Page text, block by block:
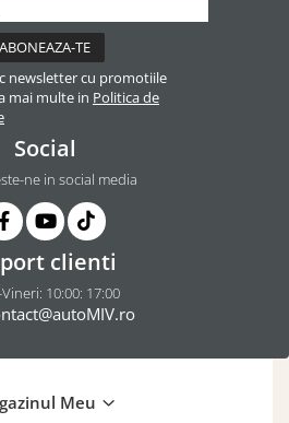
newsletter cu promotiile
mai multe in Politica de
Social
ne in social media
clienti
10:00: 17:00
Meu